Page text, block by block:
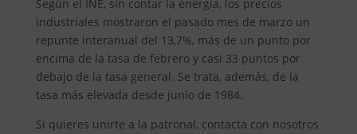
Según el INE, sin contar la energía, los precios
industriales mostraron el pasado mes de marzo un
repunte interanual del 13,7%, más de un punto por
encima de la tasa de febrero y casi 33 puntos por
debajo de la tasa general. Se trata, además, de la
tasa más elevada desde junio de 1984.
Si quieres unirte a la patronal, contacta con nosotros